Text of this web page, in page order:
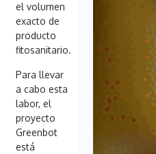
el volumen
exacto de
producto
fitosanitario.
Para llevar
a cabo esta
labor, el
proyecto
Greenbot
está